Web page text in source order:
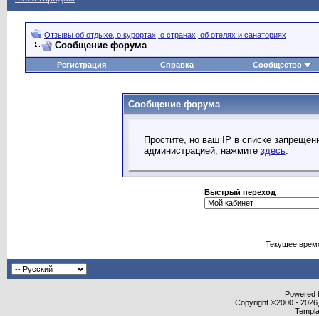
Отзывы об отдыхе, о курортах, о странах, об отелях и санаториях
Сообщение форума
Регистрация Справка Сообщество
Сообщение форума
Простите, но ваш IP в списке
администрацией, нажмите здесь.
Быстрый переход
Текущее
Powered
Copyright ©2000 -